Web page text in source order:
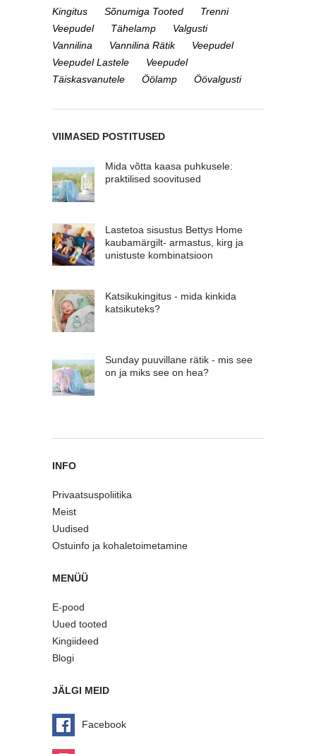
Kingitus
Sõnumiga Tooted
Trenni
Veepudel
Tähelamp
Valgusti
Vannilina
Vannilina Rätik
Veepudel
Veepudel Lastele
Veepudel
Täiskasvanutele
Öölamp Öövalgusti
VIIMASED POSTITUSED
Mida võtta kaasa puhkusele:
praktilised soovitused
Lastetoa sisustus Bettys Home
kaubamärgilt- armastus, kirg ja
unistuste kombinatsioon
Katsikukingitus - mida kinkida
katsikuteks?
Sunday puuvillane rätik - mis see
on ja miks see on hea?
INFO
Privaatsuspoliitika
Meist
Uudised
Ostuinfo ja kohaletoimetamine
MENÜÜ
E-pood
Uued tooted
Kingiideed
Blogi
JÄLGI MEID
Facebook